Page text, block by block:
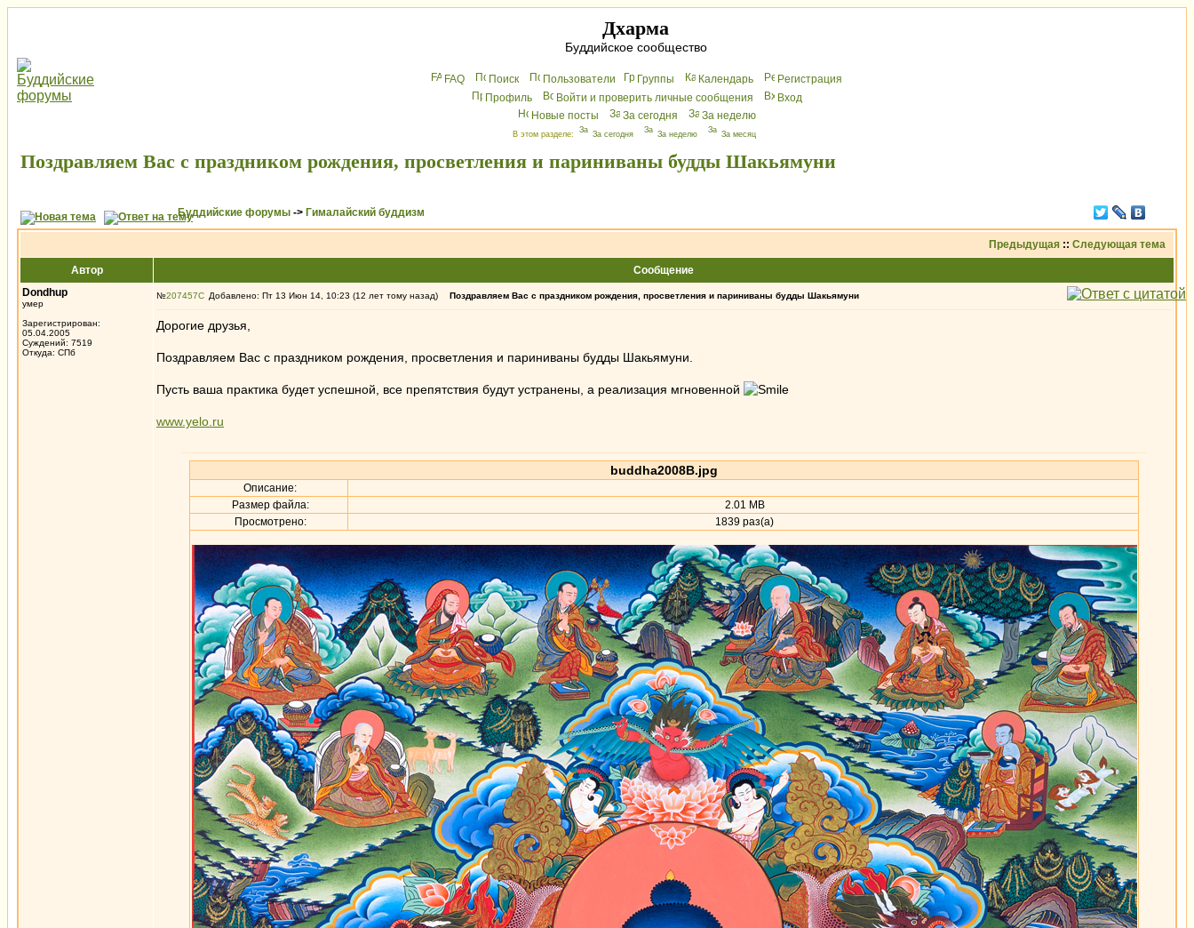
Дхарма
Буддийское сообщество
FAQ Поиск Пользователи Группы Календарь
Peгиcтрaция
Профиль
Войти и проверить личные сообщения
Вхoд
Новые посты
За сегодня За неделю
В этом разделе: За сегодня За неделю За месяц
Поздравляем Вас с праздником рождения, просветления и париниваны будды Шакьямуни
Буддийские форумы -> Гималайский буддизм
Предыдущая :: Следующая тема
Автор
Сообщение
Dondhup
умер
Зарегистрирован:
05.04.2005
Суждений: 7519
Откуда: СПб
№207457 Добавлено: Пт 13 Июн 14, 10:23 (12 лет тому назад) Поздравляем Вас с праздником рождения, просветления и париниваны будды Шакьямуни
Дорогие друзья,
Поздравляем Вас с праздником рождения, просветления и париниваны будды Шакьямуни.
Пусть ваша практика будет успешной, все препятствия будут устранены, а реализация мгновенной
www.yelo.ru
buddha2008B.jpg
Описание:
Размер файла:
2.01 MB
Просмотрено:
1839 раз(а)